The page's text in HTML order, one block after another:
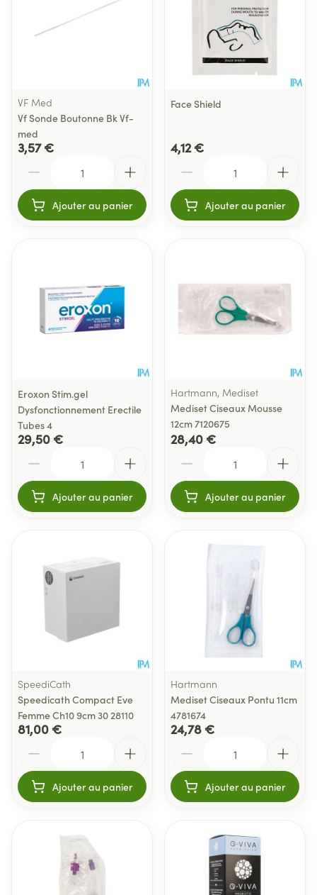
VF Med
Vf Sonde Boutonne Bk Vf-
med
3,57 €
Ajouter au panier
Face Shield
4,12 €
Ajouter au panier
Eroxon Stim.gel
Dysfonctionnement Erectile
Tubes 4
29,50 €
Ajouter au panier
Hartmann, Mediset
Mediset Ciseaux Mousse
12cm 7120675
28,40 €
Ajouter au panier
SpeediCath
Speedicath Compact Eve
Femme Ch10 9cm 30 28110
81,00 €
Ajouter au panier
Hartmann
Mediset Ciseaux Pontu 11cm
4781674
24,78 €
Ajouter au panier